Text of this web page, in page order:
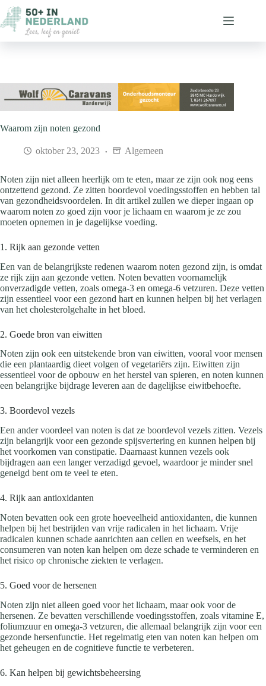
naar
de
inhoud
Waarom zijn noten gezond
oktober 23, 2023 Algemeen
Noten zijn niet alleen heerlijk om te eten, maar ze zijn ook nog eens
ontzettend gezond. Ze zitten boordevol voedingsstoffen en hebben tal
van gezondheidsvoordelen. In dit artikel zullen we dieper ingaan op
waarom noten zo goed zijn voor je lichaam en waarom je ze zou
moeten opnemen in je dagelijkse voeding.
1. Rijk aan gezonde vetten
Een van de belangrijkste redenen waarom noten gezond zijn, is omdat
ze rijk zijn aan gezonde vetten. Noten bevatten voornamelijk
onverzadigde vetten, zoals omega-3 en omega-6 vetzuren. Deze vetten
zijn essentieel voor een gezond hart en kunnen helpen bij het verlagen
van het cholesterolgehalte in het bloed.
2. Goede bron van eiwitten
Noten zijn ook een uitstekende bron van eiwitten, vooral voor mensen
die een plantaardig dieet volgen of vegetariërs zijn. Eiwitten zijn
essentieel voor de opbouw en het herstel van spieren, en noten kunnen
een belangrijke bijdrage leveren aan de dagelijkse eiwitbehoefte.
3. Boordevol vezels
Een ander voordeel van noten is dat ze boordevol vezels zitten. Vezels
zijn belangrijk voor een gezonde spijsvertering en kunnen helpen bij
het voorkomen van constipatie. Daarnaast kunnen vezels ook
bijdragen aan een langer verzadigd gevoel, waardoor je minder snel
geneigd bent om te veel te eten.
4. Rijk aan antioxidanten
Noten bevatten ook een grote hoeveelheid antioxidanten, die kunnen
helpen bij het bestrijden van vrije radicalen in het lichaam. Vrije
radicalen kunnen schade aanrichten aan cellen en weefsels, en het
consumeren van noten kan helpen om deze schade te verminderen en
het risico op chronische ziekten te verlagen.
5. Goed voor de hersenen
Noten zijn niet alleen goed voor het lichaam, maar ook voor de
hersenen. Ze bevatten verschillende voedingsstoffen, zoals vitamine E,
foliumzuur en omega-3 vetzuren, die allemaal belangrijk zijn voor een
gezonde hersenfunctie. Het regelmatig eten van noten kan helpen om
het geheugen en de cognitieve functie te verbeteren.
6. Kan helpen bij gewichtsbeheersing